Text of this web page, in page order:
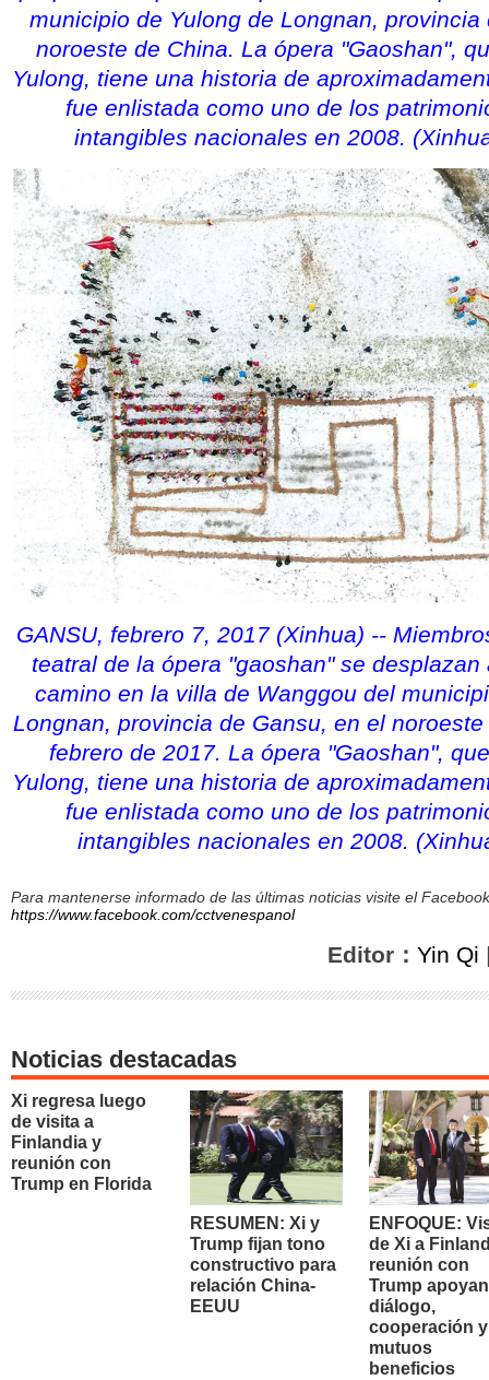
municipio de Yulong de Longnan, provincia
noroeste de China. La ópera "Gaoshan",
Yulong, tiene una historia de
fue enlistada como uno de los
intangibles nacionales en 2008.
GANSU, febrero 7, 2017 (Xinhua) --
teatral de la ópera "gaoshan" se desplazan
camino en la villa de Wanggou del
Longnan, provincia de Gansu, en el
febrero de 2017. La ópera "Gaoshan",
Yulong, tiene una historia de
fue enlistada como uno de los
intangibles nacionales en 2008.
Para mantenerse informado de las últimas noticias visite el
https://www.facebook.com/cctvenespanol
Editor： Yin Qi
Noticias destacadas
Xi regresa luego
de visita a
Finlandia y
reunión con
Trump en Florida
RESUMEN: Xi y
Trump fijan tono
constructivo para
relación China-
EEUU
ENFOQUE:
de Xi a
reunión con
Trump apoyan
diálogo,
cooperación y
mutuos
beneficios